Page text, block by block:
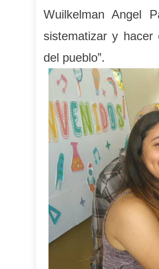
Wuilkelman Angel
sistematizar y hacer
del pueblo”.